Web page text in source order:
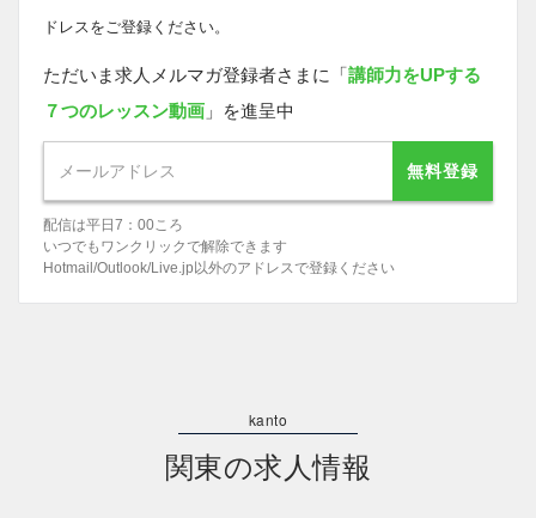
ドレスをご登録ください。
ただいま求人メルマガ登録者さまに「講師力をUPする
７つのレッスン動画 」を進呈中
無料登録
配信は平日7：00ころ
いつでもワンクリックで解除できます
Hotmail/Outlook/Live.jp以外のアドレスで登録ください
関東の求人情報